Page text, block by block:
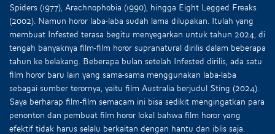
Spiders (1977), Arachnophobia (1990), hingga Eight Legged Freaks
(2002). Namun horor laba-laba sudah lama dilupakan. Itulah yang
membuat Infested terasa begitu menyegarkan untuk tahun 2024, di
tengah banyaknya film-film horor supranatural dirilis dalam beberapa
tahun ke belakang. Beberapa bulan setelah Infested dirilis, ada satu
film horor baru lain yang sama-sama menggunakan laba-laba
sebagai sumber terornya, yaitu film Australia berjudul Sting (2024).
Saya berharap film-film semacam ini bisa sedikit mengingatkan para
penonton dan pembuat film horor lokal bahwa film horor yang
efektif tidak harus selalu berkaitan dengan hantu dan iblis saja.